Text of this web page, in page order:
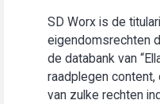
SD Worx is de
eigendomsrechten
de databank van
raadplegen
van zulke rechten